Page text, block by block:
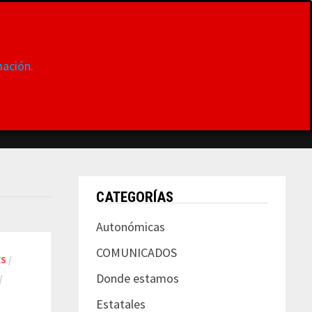
/
/
CATEGORÍAS
Autonómicas
COMUNICADOS
Donde estamos
Estatales